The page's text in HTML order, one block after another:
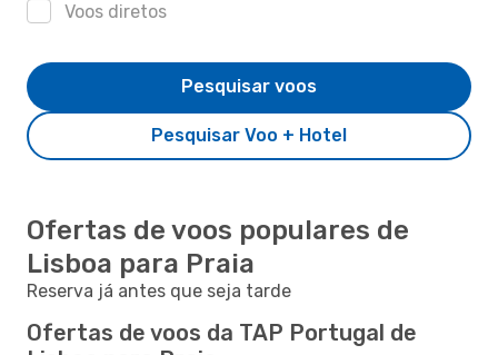
Voos diretos
Pesquisar Voo + Hotel
Pesquisar voos
Ofertas de voos populares de
Lisboa para Praia
Reserva já antes que seja tarde
Ofertas de voos da TAP Portugal de